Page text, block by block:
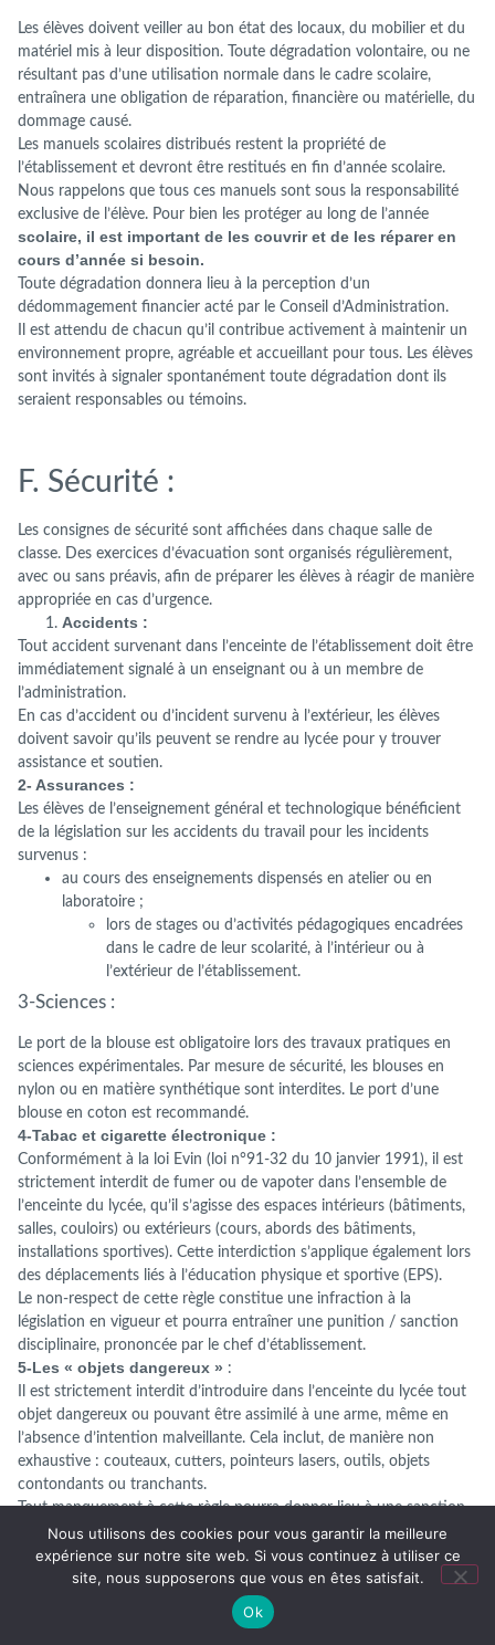
Les élèves doivent veiller au bon état des locaux, du mobilier et du
matériel mis à leur disposition. Toute dégradation volontaire, ou ne
résultant pas d’une utilisation normale dans le cadre scolaire,
entraînera une obligation de réparation, financière ou matérielle, du
dommage causé.
Les manuels scolaires distribués restent la propriété de
l’établissement et devront être restitués en fin d’année scolaire.
Nous rappelons que tous ces manuels sont sous la responsabilité
exclusive de l’élève. Pour bien les protéger au long de l’année
scolaire, il est important de les couvrir et de les réparer en
cours d’année si besoin.
Toute dégradation donnera lieu à la perception d’un
dédommagement financier acté par le Conseil d’Administration.
Il est attendu de chacun qu’il contribue activement à maintenir un
environnement propre, agréable et accueillant pour tous. Les élèves
sont invités à signaler spontanément toute dégradation dont ils
seraient responsables ou témoins.
F. Sécurité :
Les consignes de sécurité sont affichées dans chaque salle de
classe. Des exercices d’évacuation sont organisés régulièrement,
avec ou sans préavis, afin de préparer les élèves à réagir de manière
appropriée en cas d’urgence.
Accidents :
Tout accident survenant dans l’enceinte de l’établissement doit être
immédiatement signalé à un enseignant ou à un membre de
l’administration.
En cas d’accident ou d’incident survenu à l’extérieur, les élèves
doivent savoir qu’ils peuvent se rendre au lycée pour y trouver
assistance et soutien.
2- Assurances :
Les élèves de l’enseignement général et technologique bénéficient
de la législation sur les accidents du travail pour les incidents
survenus :
au cours des enseignements dispensés en atelier ou en
laboratoire ;
lors de stages ou d’activités pédagogiques encadrées
dans le cadre de leur scolarité, à l’intérieur ou à
l’extérieur de l’établissement.
3-Sciences :
Le port de la blouse est obligatoire lors des travaux pratiques en
sciences expérimentales. Par mesure de sécurité, les blouses en
nylon ou en matière synthétique sont interdites. Le port d’une
blouse en coton est recommandé.
4-Tabac et cigarette électronique :
Conformément à la loi Evin (loi n°91-32 du 10 janvier 1991), il est
strictement interdit de fumer ou de vapoter dans l’ensemble de
l’enceinte du lycée, qu’il s’agisse des espaces intérieurs (bâtiments,
salles, couloirs) ou extérieurs (cours, abords des bâtiments,
installations sportives). Cette interdiction s’applique également lors
des déplacements liés à l’éducation physique et sportive (EPS).
Le non-respect de cette règle constitue une infraction à la
législation en vigueur et pourra entraîner une punition / sanction
disciplinaire, prononcée par le chef d’établissement.
5-Les « objets dangereux » :
Il est strictement interdit d’introduire dans l’enceinte du lycée tout
objet dangereux ou pouvant être assimilé à une arme, même en
l’absence d’intention malveillante. Cela inclut, de manière non
exhaustive : couteaux, cutters, pointeurs lasers, outils, objets
contondants ou tranchants.
Tout manquement à cette règle pourra donner lieu à une sanction
disciplinaire, en fonction de la gravité des faits et du contexte.
G. Défaillances aux règles de vie
Nous utilisons des cookies pour vous garantir la meilleure
expérience sur notre site web. Si vous continuez à utiliser ce
site, nous supposerons que vous en êtes satisfait.
Ok